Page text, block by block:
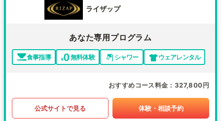
ライザップ
あなた専用プログラム
食事指導 無料体験 シャワー ウェアレンタル
おすすめコース料金 327,800円
公式サイトで見る 体験・相談予約